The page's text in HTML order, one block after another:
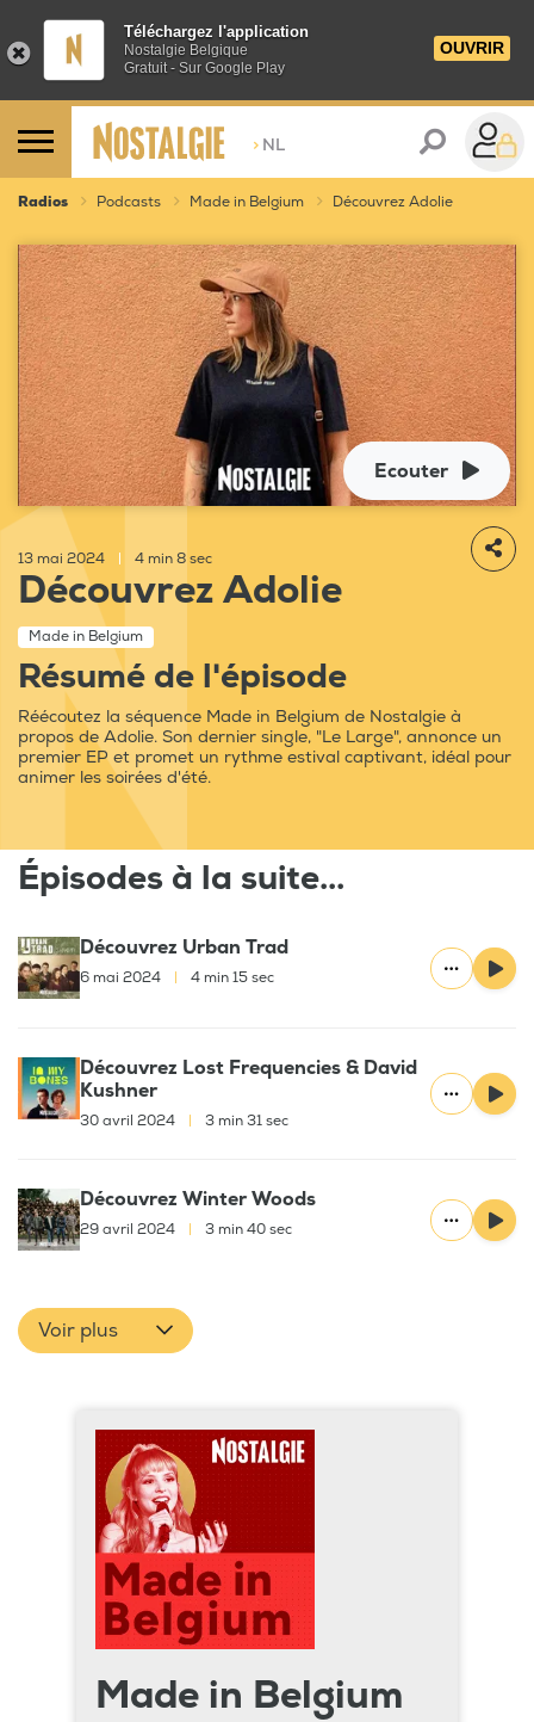
Téléchargez l'application
Nostalgie Belgique
Gratuit - Sur Google Play
OUVRIR
> NL
Radios Podcasts Made in Belgium Découvrez Adolie
Ecouter
13 mai 2024 4 min 8 sec
Découvrez Adolie
Made in Belgium
Résumé de l'épisode
Réécoutez la séquence Made in Belgium de Nostalgie à
propos de Adolie. Son dernier single, "Le Large", annonce un
premier EP et promet un rythme estival captivant, idéal pour
animer les soirées d'été.
Épisodes à la suite...
Découvrez Urban Trad
6 mai 2024 4 min 15 sec
Découvrez Lost Frequencies & David
Kushner
30 avril 2024 3 min 31 sec
Découvrez Winter Woods
29 avril 2024 3 min 40 sec
Voir plus
Made in Belgium